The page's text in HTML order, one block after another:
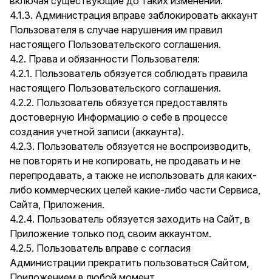
4.1.3. Администрация вправе заблокировать аккаунт
Пользователя в случае нарушения им правил
настоящего Пользовательского соглашения.
4.2. Права и обязанности Пользователя:
4.2.1. Пользователь обязуется соблюдать правила
настоящего Пользовательского соглашения.
4.2.2. Пользователь обязуется предоставлять
достоверную Информацию о себе в процессе
создания учетной записи (аккаунта).
4.2.3. Пользователь обязуется не воспроизводить,
не повторять и не копировать, не продавать и не
перепродавать, а также не использовать для каких-
либо коммерческих целей какие-либо части Сервиса,
Сайта, Приложения.
4.2.4. Пользователь обязуется заходить на Сайт, в
Приложение только под своим аккаунтом.
4.2.5. Пользователь вправе с согласия
Администрации прекратить пользоваться Сайтом,